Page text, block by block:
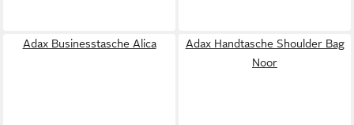
Adax Businesstasche Alica
Adax Handtasche Shoulder Bag
Noor